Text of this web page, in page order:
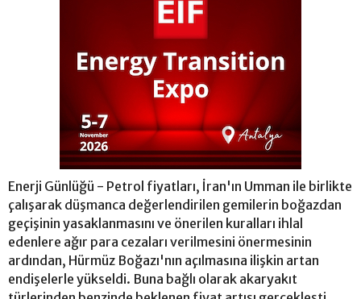
Enerji Günlüğü - Petrol fiyatları, İran'ın Umman ile birlikte
çalışarak düşmanca değerlendirilen gemilerin boğazdan
geçişinin yasaklanmasını ve önerilen kuralları ihlal
edenlere ağır para cezaları verilmesini önermesinin
ardından, Hürmüz Boğazı'nın açılmasına ilişkin artan
endişelerle yükseldi. Buna bağlı olarak akaryakıt